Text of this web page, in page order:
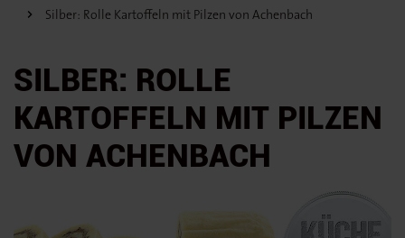
Silber: Rolle Kartoffeln mit Pilzen von Achenbach
SILBER: ROLLE
KARTOFFELN MIT PILZEN
VON ACHENBACH